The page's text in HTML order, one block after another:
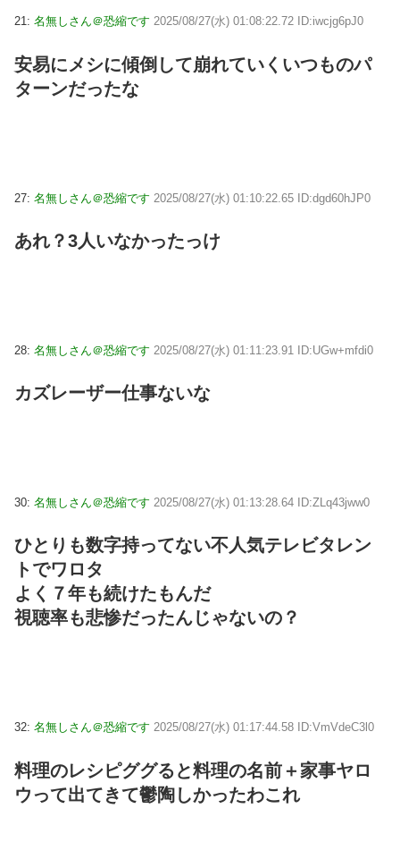
21: 名無しさん＠恐縮です 2025/08/27(水) 01:08:22.72 ID:iwcjg6pJ0
安易にメシに傾倒して崩れていくいつものパ
ターンだったな
27: 名無しさん＠恐縮です 2025/08/27(水) 01:10:22.65 ID:dgd60hJP0
あれ？3人いなかったっけ
28: 名無しさん＠恐縮です 2025/08/27(水) 01:11:23.91 ID:UGw+mfdi0
カズレーザー仕事ないな
30: 名無しさん＠恐縮です 2025/08/27(水) 01:13:28.64 ID:ZLq43jww0
ひとりも数字持ってない不人気テレビタレン
トでワロタ
よく７年も続けたもんだ
視聴率も悲惨だったんじゃないの？
32: 名無しさん＠恐縮です 2025/08/27(水) 01:17:44.58 ID:VmVdeC3l0
料理のレシピググると料理の名前＋家事ヤロ
ウって出てきて鬱陶しかったわこれ